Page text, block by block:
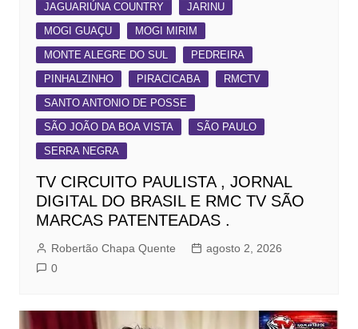
JAGUARIÚNA COUNTRY
JARINU
MOGI GUAÇU
MOGI MIRIM
MONTE ALEGRE DO SUL
PEDREIRA
PINHALZINHO
PIRACICABA
RMCTV
SANTO ANTONIO DE POSSE
SÃO JOÃO DA BOA VISTA
SÃO PAULO
SERRA NEGRA
TV CIRCUITO PAULISTA , JORNAL
DIGITAL DO BRASIL E RMC TV SÃO
MARCAS PATENTEADAS .
Robertão Chapa Quente
agosto 2, 2026
0